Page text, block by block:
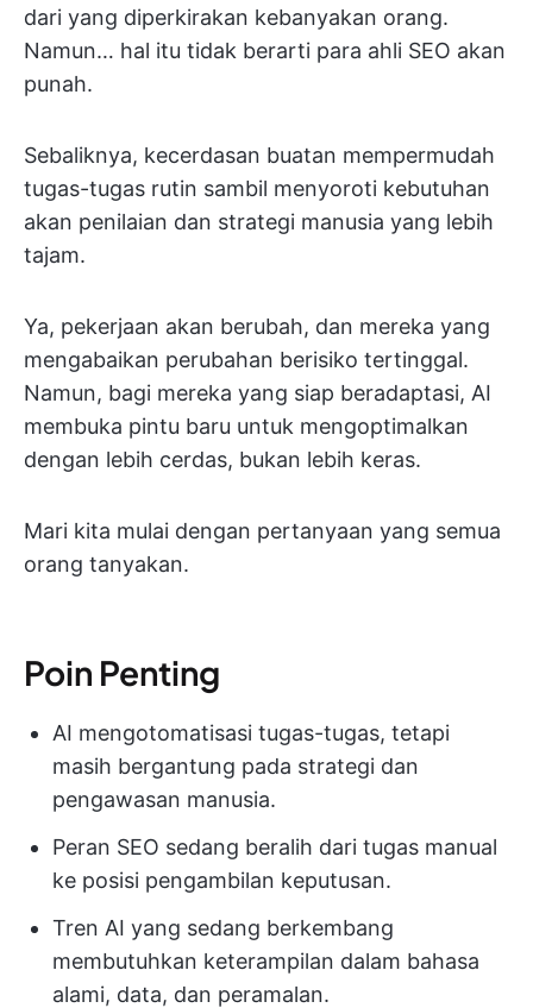
dari yang diperkirakan kebanyakan orang.
Namun… hal itu tidak berarti para ahli SEO akan
punah.
Sebaliknya, kecerdasan buatan mempermudah
tugas-tugas rutin sambil menyoroti kebutuhan
akan penilaian dan strategi manusia yang lebih
tajam.
Ya, pekerjaan akan berubah, dan mereka yang
mengabaikan perubahan berisiko tertinggal.
Namun, bagi mereka yang siap beradaptasi, AI
membuka pintu baru untuk mengoptimalkan
dengan lebih cerdas, bukan lebih keras.
Mari kita mulai dengan pertanyaan yang semua
orang tanyakan.
Poin Penting
AI mengotomatisasi tugas-tugas, tetapi
masih bergantung pada strategi dan
pengawasan manusia.
Peran SEO sedang beralih dari tugas manual
ke posisi pengambilan keputusan.
Tren AI yang sedang berkembang
membutuhkan keterampilan dalam bahasa
alami, data, dan peramalan.